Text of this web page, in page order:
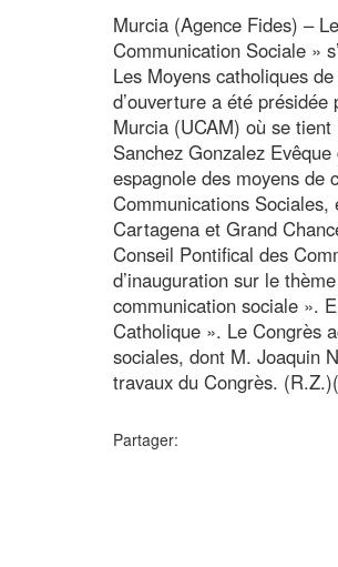
Murcia (Agence Fides) –
Communication Sociale »
Les Moyens catholiques
d’ouverture a été
Murcia (UCAM) où se
Sanchez Gonzalez
espagnole des moyens de
Communications
Cartagena et Grand
Conseil Pontifical des
d’inauguration sur le
communication sociale ».
Catholique ». Le Congrès
sociales, dont M. Joaquin
travaux du Congrès.
Partager: